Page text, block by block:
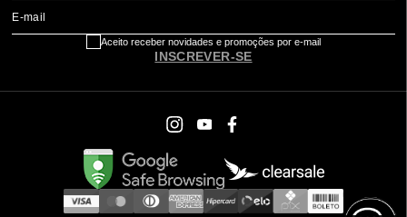
E-mail
INSCREVER-SE
Aceito receber novidades e promoções por e-mail